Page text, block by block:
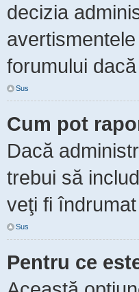
decizia
forumului
Sus
Cum pot
Dacă
trebui să
veţi fi
Sus
Pentru ce